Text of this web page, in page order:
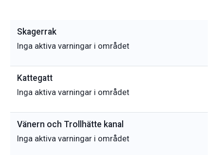
Skagerrak
Inga aktiva varningar i området
Kattegatt
Inga aktiva varningar i området
Vänern och Trollhätte kanal
Inga aktiva varningar i området